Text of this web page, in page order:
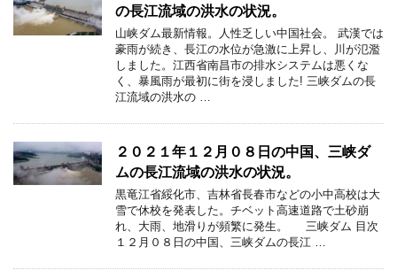
の長江流域の洪水の状況。
山峡ダム最新情報。人性乏しい中国社会。 武漢では
豪雨が続き、長江の水位が急激に上昇し、川が氾濫
しました。江西省南昌市の排水システムは悪くな
く、暴風雨が最初に街を浸しました! 三峡ダムの長
江流域の洪水の …
２０２１年１２月０８日の中国、三峡ダ
ムの長江流域の洪水の状況。
黒竜江省綏化市、吉林省長春市などの小中高校は大
雪で休校を発表した。チベット高速道路で土砂崩
れ、大雨、地滑りが頻繁に発生。 三峡ダム 目次
１２月０８日の中国、三峡ダムの長江 …